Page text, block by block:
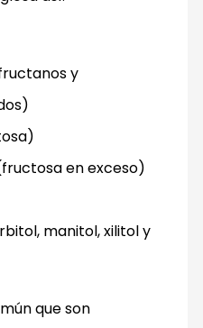
y
en exceso)
manitol, xilitol y
que son